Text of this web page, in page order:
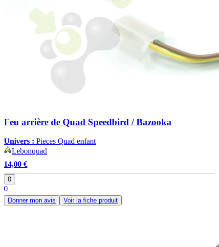
Feu arrière de Quad Speedbird / Bazooka
Univers : Pieces Quad enfant
Lebonquad
14,00 €
0
0
Donner mon avis Voir la fiche produit